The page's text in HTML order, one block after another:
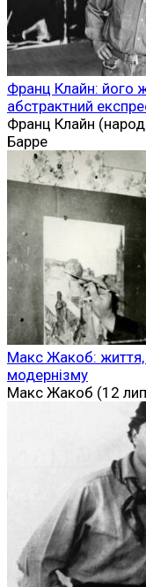
Франц Клайн: його
абстрактний
Франц Клайн
Барре
Макс Жакоб: життя,
модернізму
Макс Жакоб (12